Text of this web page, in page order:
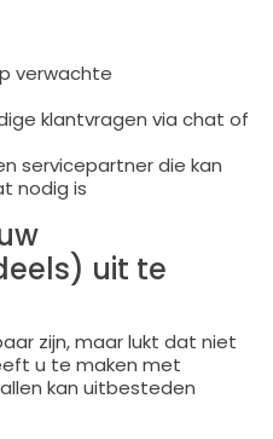
verwachte
klantvragen via chat of
servicepartner die kan
nodig is
uit te
zijn, maar lukt dat niet
u te maken met
kan uitbesteden